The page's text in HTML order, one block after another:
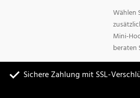
Wählen
Mini-
beraten
Sichere Zahlung mit SSL-